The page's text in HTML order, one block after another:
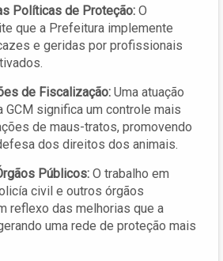
Políticas de Proteção: O
que a Prefeitura implemente
e geridas por profissionais
de Fiscalização: Uma atuação
GCM significa um controle mais
de maus-tratos, promovendo
dos direitos dos animais.
Públicos: O trabalho em
civil e outros órgãos
reflexo das melhorias que a
uma rede de proteção mais